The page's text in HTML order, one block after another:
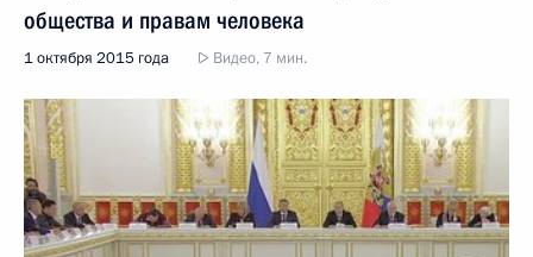
общества и правам человека
1 октября 2015 года Видео, 7 мин.